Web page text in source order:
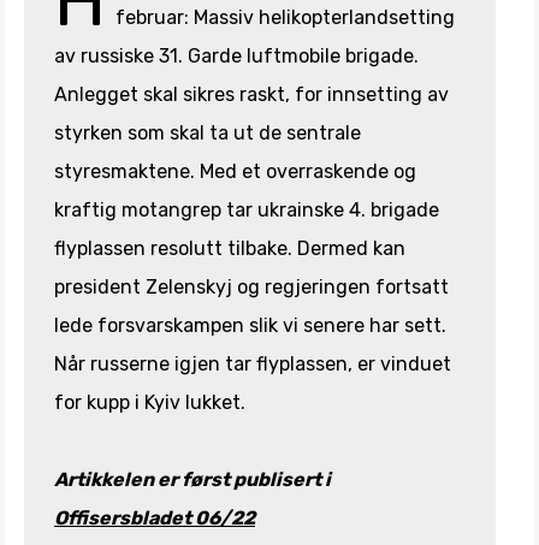
februar: Massiv helikopterlandsetting
av russiske 31. Garde luftmobile brigade.
Anlegget skal sikres raskt, for innsetting av
styrken som skal ta ut de sentrale
styresmaktene. Med et overraskende og
kraftig motangrep tar ukrainske 4. brigade
flyplassen resolutt tilbake. Dermed kan
president Zelenskyj og regjeringen fortsatt
lede forsvarskampen slik vi senere har sett.
Når russerne igjen tar flyplassen, er vinduet
for kupp i Kyiv lukket.
Artikkelen er først publisert i
Offisersbladet 06/22